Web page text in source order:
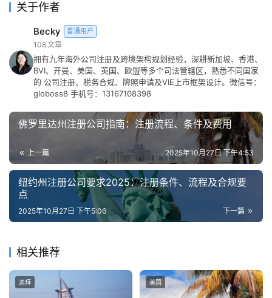
关于作者
Becky 普通用户
108文章
拥有九年海外公司注册及跨境架构规划经验，深耕新加坡、香港、
BVI、开曼、美国、英国、欧盟等多个司法管辖区，熟悉不同国家
的 公司注册、税务合规、牌照申请及VIE上市框架设计。微信号：
globoss8 手机号：13167108398
佛罗里达州注册公司指南：注册流程、条件及费用
上一篇 2025年10月27日 下午4:53
纽约州注册公司要求2025：注册条件、流程及合规要
点
下一篇
2025年10月27日 下午5:06
相关推荐
迪拜 美国